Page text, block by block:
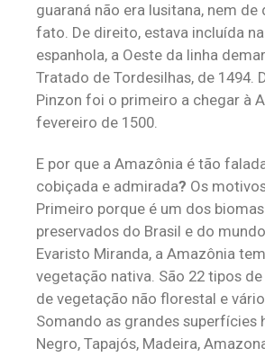
guaraná não era lusitana, nem de
fato. De direito, estava incluída
espanhola, a Oeste da linha
Tratado de Tordesilhas, de 1494.
Pinzon foi o primeiro a chegar à
fevereiro de 1500.
E por que a Amazônia é tão
cobiçada e admirada? Os
Primeiro porque é um dos
preservados do Brasil e do
Evaristo Miranda, a Amazônia
vegetação nativa. São 22 tipos
de vegetação não florestal e
Somando as grandes superfícies
Negro, Tapajós, Madeira,